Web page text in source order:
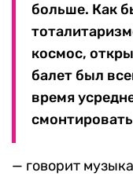
больше. Как
космос,
балет был
время
смонтировать
— говорит